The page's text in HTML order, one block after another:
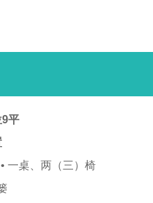
9平
一桌、两（三）椅